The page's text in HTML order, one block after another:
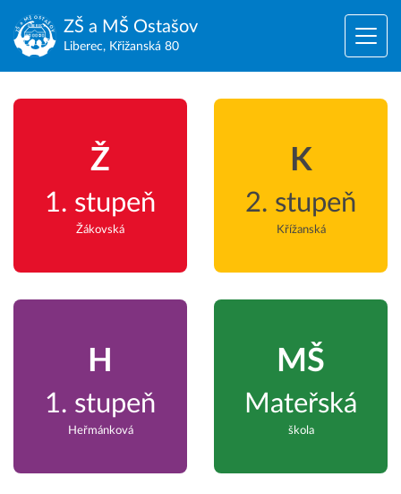
ZŠ a MŠ Ostašov
Liberec, Křižanská 80
Ž
1. stupeň
Žákovská
K
2. stupeň
Křížanská
H
1. stupeň
Heřmánková
MŠ
Mateřská
škola